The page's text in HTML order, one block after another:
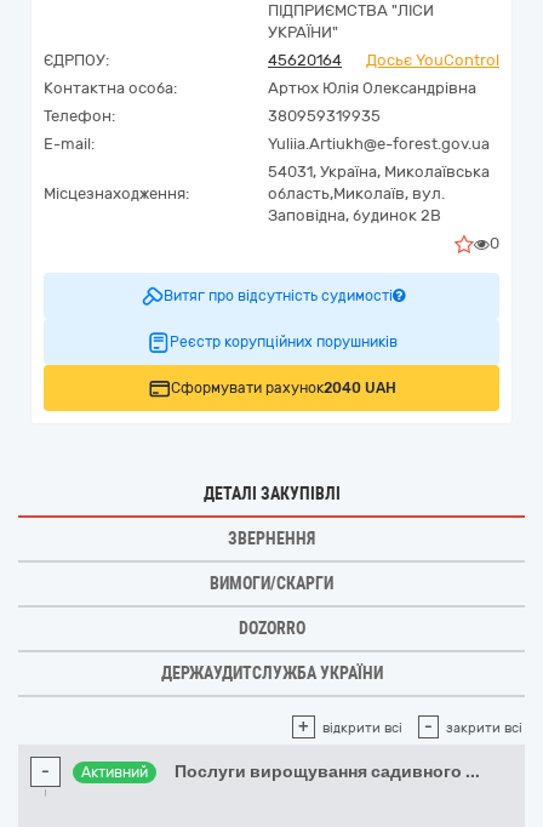
ПІДПРИЄМСТВА "ЛІСИ
УКРАЇНИ"
ЄДРПОУ:
45620164
Досьє YouControl
Контактна особа:
Артюх Юлія Олександрівна
Телефон:
380959319935
E-mail:
Yuliia.Artiukh@e-forest.gov.ua
Місцезнаходження:
54031, Україна, Миколаївська
область,Миколаїв, вул.
Заповідна, будинок 2В
0
Витяг про відсутність судимості
Реєстр корупційних порушників
Сформувати рахунок2040 UAH
ДЕТАЛІ ЗАКУПІВЛІ
ЗВЕРНЕННЯ
ВИМОГИ/СКАРГИ
DOZORRO
ДЕРЖАУДИТСЛУЖБА УКРАЇНИ
+ відкрити всі - закрити всі
- Активний Послуги вирощування садивного ...